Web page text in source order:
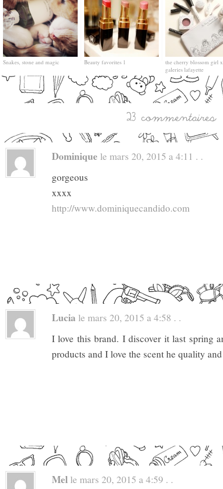
Snakes, stone and magic Beauty favorites 1
the cherry blossom girl x
galeries lafayette
Dominique le mars 20, 2015 a 4:11 . .
gorgeous
xxxx
http://www.dominiquecandido.com
Lucia le mars 20, 2015 a 4:58 . .
I love this brand. I discover it last spring
products and I love the scent he quality
Mel le mars 20, 2015 a 4:59 . .